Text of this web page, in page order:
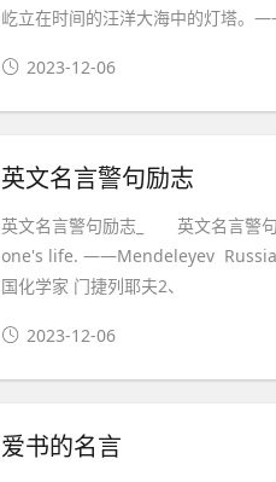
屹立在时间的汪洋大海中的灯塔
2023-12-06
英文名言警句励志
英文名言警句励志_ 英文名言
one's life. ——Mendeleyev
国化学家 门捷列耶夫2、
2023-12-06
爱书的名言